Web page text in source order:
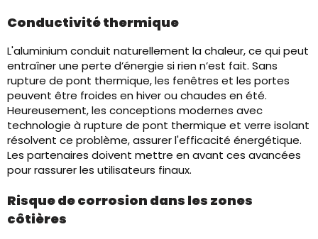
Conductivité thermique
L'aluminium conduit naturellement la chaleur, ce qui peut
entraîner une perte d’énergie si rien n’est fait. Sans
rupture de pont thermique, les fenêtres et les portes
peuvent être froides en hiver ou chaudes en été.
Heureusement, les conceptions modernes avec
technologie à rupture de pont thermique et verre isolant
résolvent ce problème, assurer l'efficacité énergétique.
Les partenaires doivent mettre en avant ces avancées
pour rassurer les utilisateurs finaux.
Risque de corrosion dans les zones
côtières